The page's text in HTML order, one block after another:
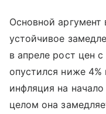
Основной
устойчивое
в апреле рост цен
опустился ниже 4%
инфляция на
целом она